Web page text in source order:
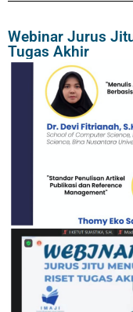
Webinar Jurus
Tugas Akhir